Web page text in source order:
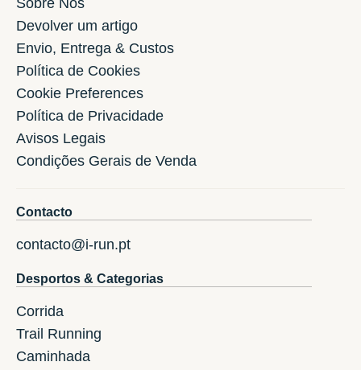
Sóbre Nos
Devolver um artigo
Envio, Entrega & Custos
Política de Cookies
Cookie Preferences
Política de Privacidade
Avisos Legais
Condições Gerais de Venda
Contacto
contacto@i-run.pt
Desportos & Categorias
Corrida
Trail Running
Caminhada